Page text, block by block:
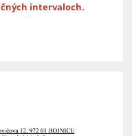
intervaloch.